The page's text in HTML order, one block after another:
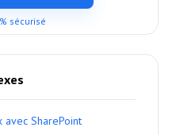
sécurisé
SharePoint